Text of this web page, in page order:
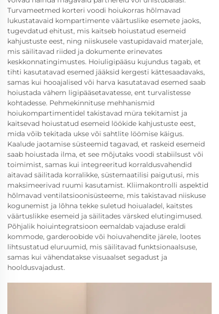
Turvameetmed korteri voodi hoiukorras hõlmavad
lukustatavaid kompartimente väärtuslike esemete jaoks,
tugevdatud ehitust, mis kaitseb hoiustatud esemeid
kahjustuste eest, ning niiskusele vastupidavaid materjale,
mis säilitavad riided ja dokumente erinevates
keskkonnatingimustes. Hoiuligipääsu kujundus tagab, et
tihti kasutatavad esemed jääksid kergesti kättesaadavaks,
samas kui hooajalised või harva kasutatavad esemed saab
hoiustada vähem ligipääsetavatesse, ent turvalistesse
kohtadesse. Pehmekinnituse mehhanismid
hoiukompartimentidel takistavad müra tekitamist ja
kaitsevad hoiustatud esemeid löökide kahjustuste eest,
mida võib tekitada ukse või sahtlite löömise käigus.
Kaalude jaotamise süsteemid tagavad, et raskeid esemeid
saab hoiustada ilma, et see mõjutaks voodi stabiilsust või
toimimist, samas kui integreeritud korraldusvahendid
aitavad säilitada korralikke, süstemaatilisi paigutusi, mis
maksimeerivad ruumi kasutamist. Kliimakontrolli aspektid
hõlmavad ventilatsioonisüsteeme, mis takistavad niiskuse
kogunemist ja lõhna tekke suletud hoiualadel, kaitstes
väärtuslikke esemeid ja säilitades värsked elutingimused.
Põhjalik hoiuintegratsioon eemaldab vajaduse eraldi
kommode, garderoobide või hoiuvahendite järele, lootes
lihtsustatud eluruumid, mis säilitavad funktsionaalsuse,
samas kui vähendatakse visuaalset segadust ja
hooldusvajadust.